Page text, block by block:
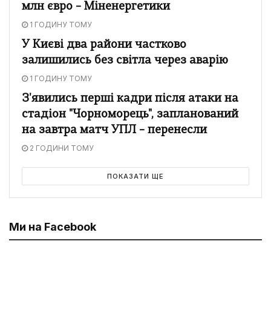
млн євро – Міненергетики
1 ГОДИНУ ТОМУ
У Києві два райони частково
залишились без світла через аварію
1 ГОДИНУ ТОМУ
З'явились перші кадри після атаки на
стадіон "Чорноморець", запланований
на завтра матч УПЛ – перенесли
2 ГОДИНИ ТОМУ
ПОКАЗАТИ ЩЕ
Ми на Facebook